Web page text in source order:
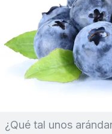
¿Qué tal unos